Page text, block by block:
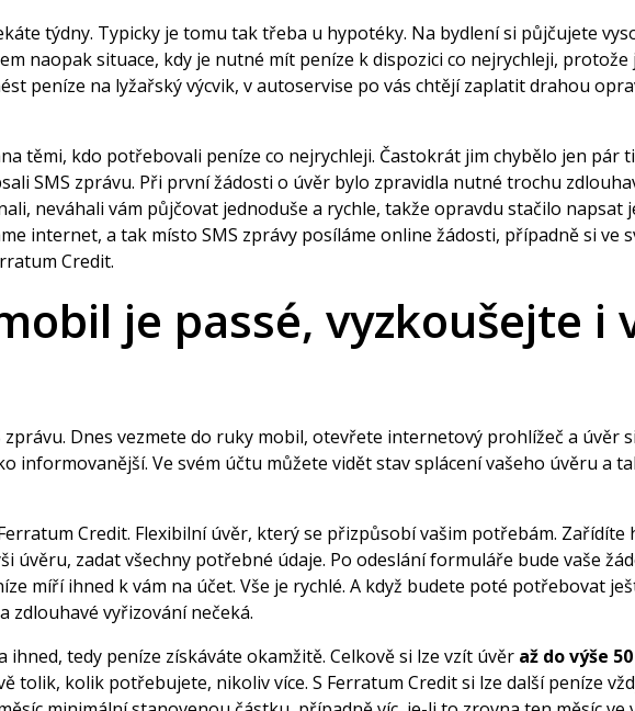
týdny. Typicky je tomu tak třeba u hypotéky. Na bydlení si půjčujete
naopak situace, kdy je nutné mít peníze k dispozici co nejrychleji,
peníze na lyžařský výcvik, v autoservise po vás chtějí zaplatit drahou
těmi, kdo potřebovali peníze co nejrychleji. Častokrát jim chybělo jen pár
SMS zprávu. Při první žádosti o úvěr bylo zpravidla nutné trochu
neváhali vám půjčovat jednoduše a rychle, takže opravdu stačilo napsat
internet, a tak místo SMS zprávy posíláme online žádosti, případně si ve
Credit.
je passé, vyzkoušejte i
Dnes vezmete do ruky mobil, otevřete internetový prohlížeč a úvěr
informovanější. Ve svém účtu můžete vidět stav splácení vašeho úvěru a
Credit. Flexibilní úvěr, který se přizpůsobí vašim potřebám. Zařídíte
úvěru, zadat všechny potřebné údaje. Po odeslání formuláře bude vaše
míříihned k vám na účet. Vše je rychlé. A když budete poté potřebovat
zdlouhavé vyřizování nečeká.
ihned, tedy peníze získáváte okamžitě. Celkově si lze vzít úvěr až do výše
tolik, kolik potřebujete, nikoliv více. S Ferratum Credit si lze další peníze